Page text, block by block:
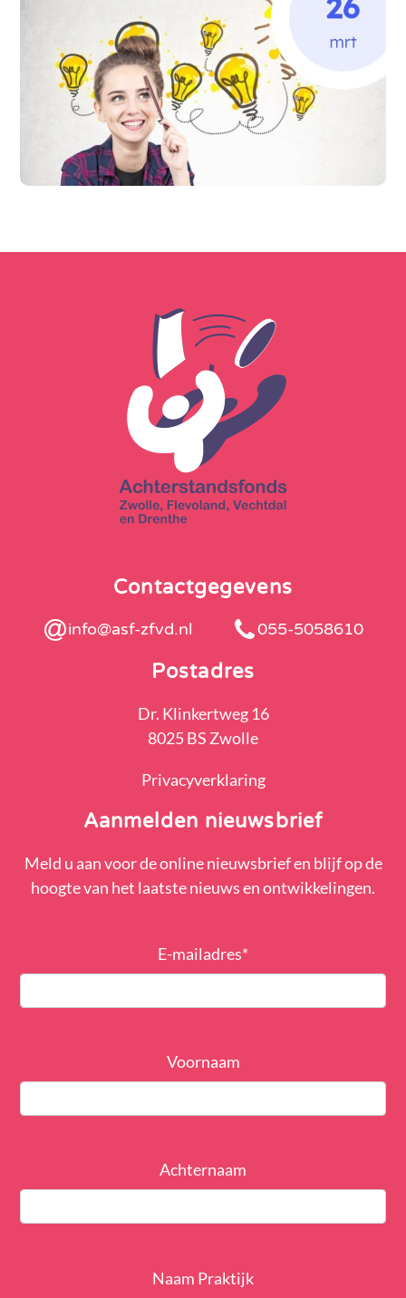
Contactgegevens
info@asf-zfvd.nl 055-5058610
Postadres
Dr. Klinkertweg 16
8025 BS Zwolle
Privacyverklaring
Aanmelden nieuwsbrief
Meld u aan voor de online nieuwsbrief en blijf op de
hoogte van het laatste nieuws en ontwikkelingen.
E-mailadres*
Voornaam
Achternaam
Naam Praktijk